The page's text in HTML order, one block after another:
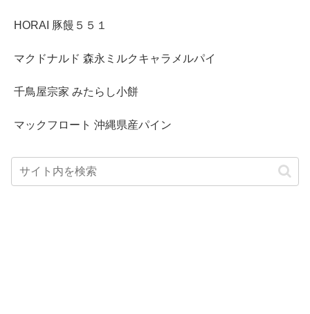
HORAI 豚饅５５１
マクドナルド 森永ミルクキャラメルパイ
千鳥屋宗家 みたらし小餅
マックフロート 沖縄県産パイン